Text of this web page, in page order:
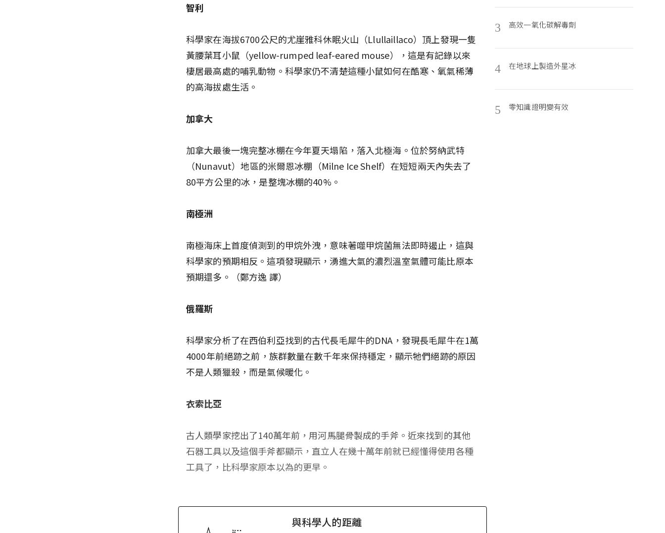
智利
科學家在海拔6700公尺的尤崖雅科休眠火山（Llullaillaco）頂上發現一隻
黃腰葉耳小鼠（yellow-rumped leaf-eared mouse），這是有記錄以來
棲居最高處的哺乳動物。科學家仍不清楚這種小鼠如何在酷寒、氧氣稀薄
的高海拔處生活。
加拿大
加拿大最後一塊完整冰棚在今年夏天塌陷，落入北極海。位於努納武特
（Nunavut）地區的米爾恩冰棚（Milne Ice Shelf）在短短兩天內失去了
80平方公里的冰，是整塊冰棚的40%。
南極洲
南極海床上首度偵測到的甲烷外洩，意味著噬甲烷菌無法即時遏止，這與
科學家的預期相反。這項發現顯示，湧進大氣的濃烈溫室氣體可能比原本
預期還多。（鄭方逸 譯）
俄羅斯
科學家分析了在西伯利亞找到的古代長毛犀牛的DNA，發現長毛犀牛在1萬
4000年前絕跡之前，族群數量在數千年來保持穩定，顯示牠們絕跡的原因
不是人類獵殺，而是氣候暖化。
衣索比亞
古人類學家挖出了140萬年前，用河馬腿骨製成的手斧。近來找到的其他
石器工具以及這個手斧都顯示，直立人在幾十萬年前就已經懂得使用各種
工具了，比科學家原本以為的更早。
3 高效一氧化碳解毒劑
4 在地球上製造外星冰
5 零知識證明變有效
與科學人的距離